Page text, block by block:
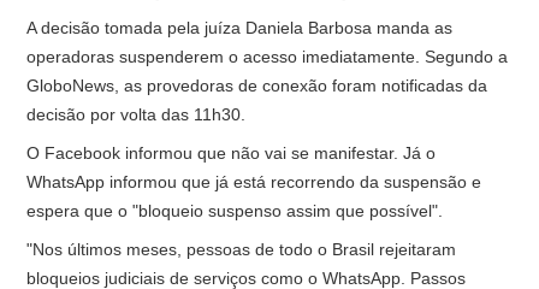
A decisão tomada pela juíza Daniela Barbosa manda as
operadoras suspenderem o acesso imediatamente. Segundo a
GloboNews, as provedoras de conexão foram notificadas da
decisão por volta das 11h30.
O Facebook informou que não vai se manifestar. Já o
WhatsApp informou que já está recorrendo da suspensão e
espera que o "bloqueio suspenso assim que possível".
"Nos últimos meses, pessoas de todo o Brasil rejeitaram
bloqueios judiciais de serviços como o WhatsApp. Passos